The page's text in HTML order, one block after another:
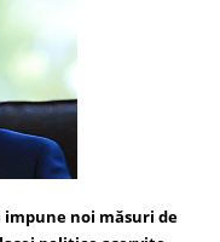
noi măsuri de